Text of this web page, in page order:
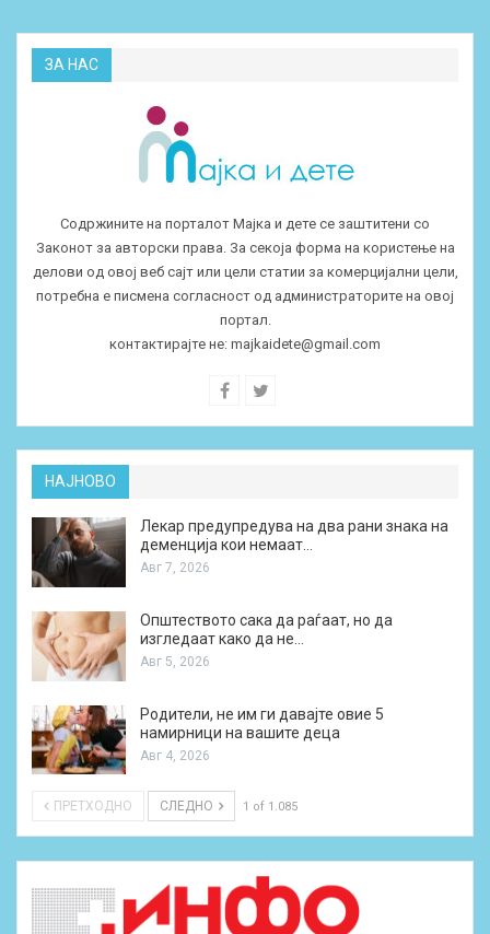
ЗА НАС
Содржините на порталот Мајка и дете се заштитени со
Законот за авторски права. За секоја форма на користење на
делови од овој веб сајт или цели статии за комерцијални цели,
потребна е писмена согласност од администраторите на овој
портал.
контактирајте не: majkaidete@gmail.com
НАЈНОВО
Лекар предупредува на два рани знака на
деменција кои немаат…
Авг 7, 2026
Општеството сака да раѓаат, но да
изгледаат како да не…
Авг 5, 2026
Родители, не им ги давајте овие 5
намирници на вашите деца
Авг 4, 2026
ПРЕТХОДНО СЛЕДНО 1 of 1.085